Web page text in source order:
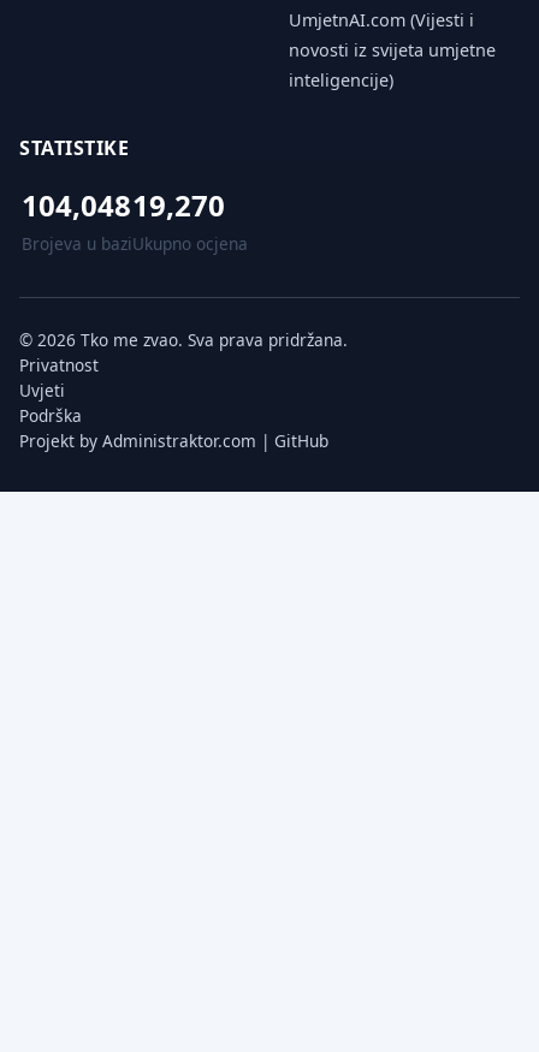
UmjetnAI.com (Vijesti i
novosti iz svijeta umjetne
inteligencije)
STATISTIKE
104,048
Brojeva u bazi
19,270
Ukupno ocjena
© 2026 Tko me zvao. Sva prava pridržana.
Privatnost
Uvjeti
Podrška
Projekt by Administraktor.com | GitHub